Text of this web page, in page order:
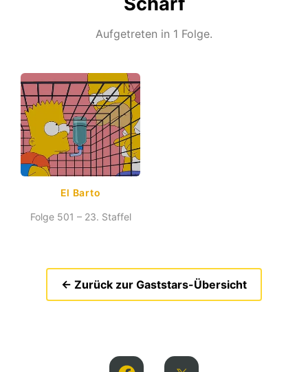
Aufgetreten in 1 Folge.
El Barto
Folge 501 – 23. Staffel
← Zurück zur Gaststars-Übersicht